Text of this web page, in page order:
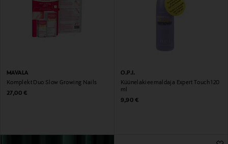
MAVALA
Komplekt Duo Slow Growing Nails
Original Price
27,00 €
O.P.I.
Küünelakieemaldaja Expert Touch 120
ml
Original Price
9,90 €